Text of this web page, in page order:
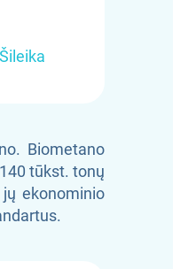
Biometano
tūkst. tonų
ekonominio